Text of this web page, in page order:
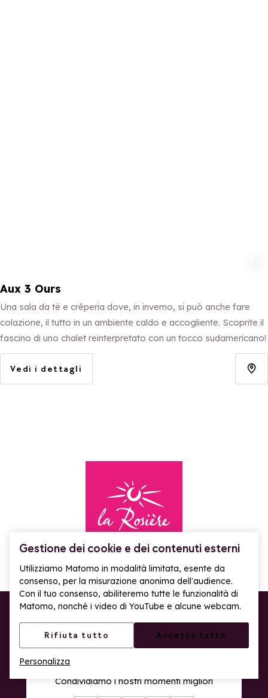
Gestione dei cookie e dei contenuti esterni
Utilizziamo Matomo in modalità limitata, esente da
consenso, per la misurazione anonima dell'audience.
Con il tuo consenso, abiliteremo tutte le funzionalità di
Matomo, nonché i video di YouTube e alcune webcam.
Rifiuta tutto Accetta tutto
Personalizza
Aux 3 Ours
Una sala da tè e crêperia dove, in inverno, si può anche fare
colazione, il tutto in un ambiente caldo e accogliente. Scoprite il
fascino di uno chalet reinterpretato con un tocco sudamericano!
Vedi i dettagli
Torna alla home page
NEWSLETTER
Tutte le novità di La Rosière direttamente nella tua
casella di posta!
Iscriviti alla newsletter
Condividiamo i nostri momenti migliori